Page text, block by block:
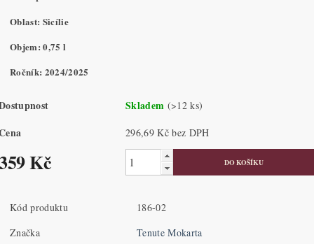
Oblast: Sicílie
Objem: 0,75 l
Ročník: 2024/2025
Skladem (>12 ks)
296,69 Kč bez DPH
Kč
Kód produktu
186-02
Značka
Tenute Mokarta